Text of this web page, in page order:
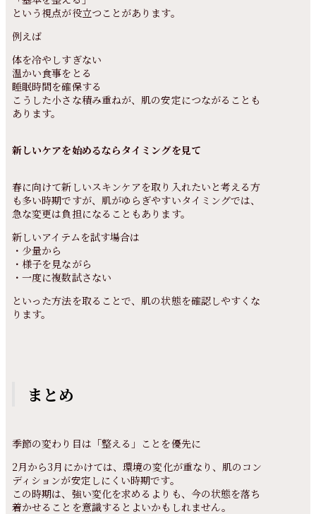
という視点が役立つことがあります。
例えば
体を冷やしすぎない
温かい食事をとる
睡眠時間を確保する
こうした小さな積み重ねが、肌の安定につながることも
あります。
新しいケアを始めるならタイミングを見て
春に向けて新しいスキンケアを取り入れたいと考える方
も多い時期ですが、肌がゆらぎやすいタイミングでは、
急な変更は負担になることもあります。
新しいアイテムを試す場合は
・少量から
・様子を見ながら
・一度に複数試さない
といった方法を取ることで、肌の状態を確認しやすくな
ります。
まとめ
季節の変わり目は「整える」ことを優先に
2月から3月にかけては、環境の変化が重なり、肌のコン
ディションが安定しにくい時期です。
この時期は、強い変化を求めるよりも、今の状態を落ち
着かせることを意識するとよいかもしれません。